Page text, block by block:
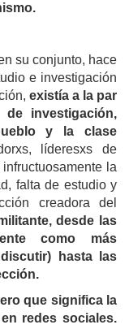
su conjunto, hace
e investigación
existía a la par
investigación,
y la clase
líderesxs de
la
falta de estudio y
creadora del
desde las
como más
hasta las
que significa la
redes sociales.